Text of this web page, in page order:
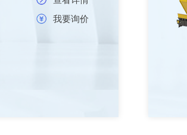
我要询价